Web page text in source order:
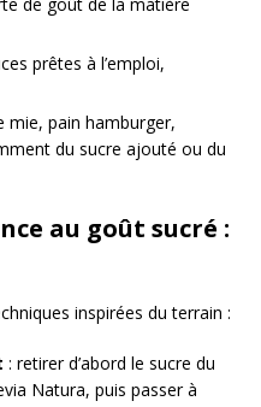
prêtes à l’emploi,
mie, pain hamburger,
du sucre ajouté ou du
au goût sucré :
inspirées du terrain :
: retirer d’abord le sucre du
Natura, puis passer à